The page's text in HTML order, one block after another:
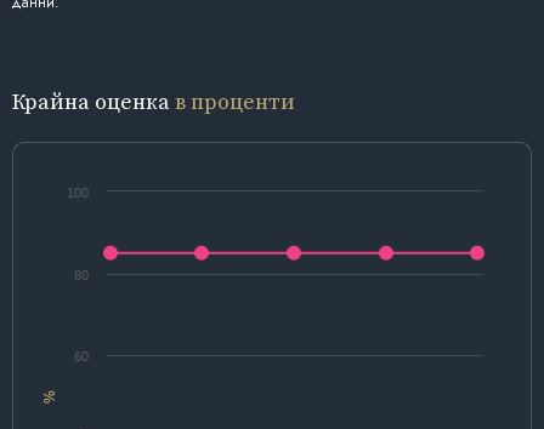
Крайна оценкав проценти
%
60
80
100